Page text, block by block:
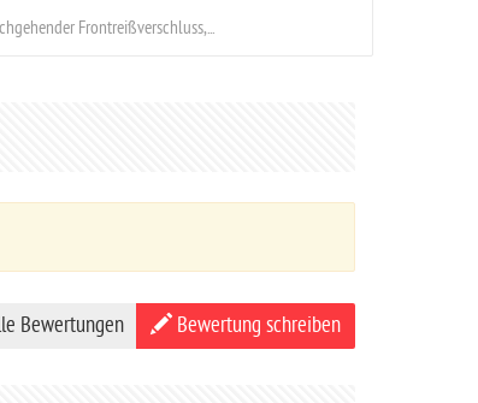
Frontreißverschluss,...
Bewertungen Bewertung schreiben